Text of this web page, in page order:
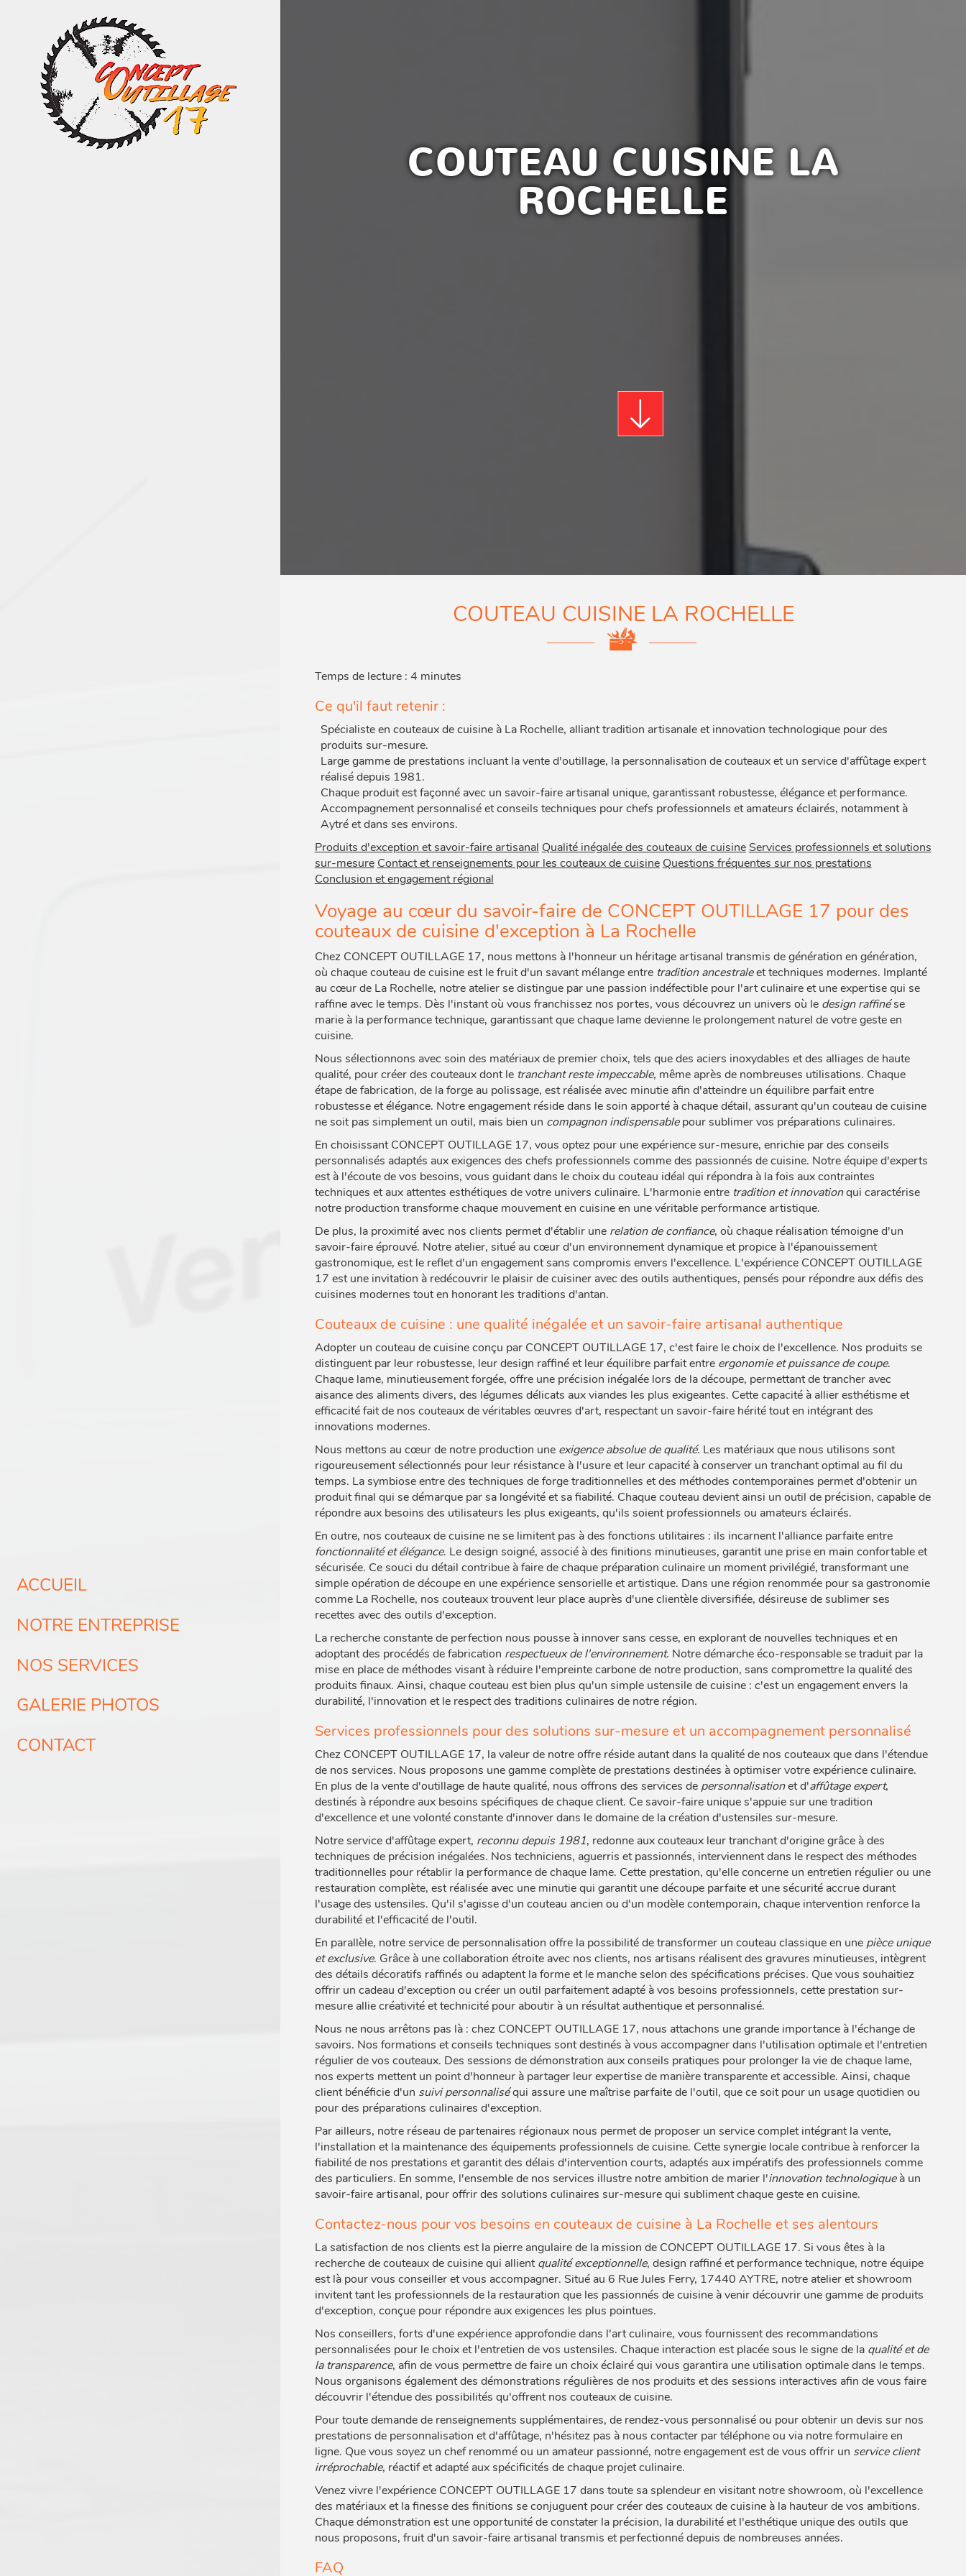
ACCUEIL
NOTRE ENTREPRISE
NOS SERVICES
GALERIE PHOTOS
CONTACT
COUTEAU CUISINE LA
ROCHELLE
COUTEAU CUISINE LA ROCHELLE
Temps de lecture : 4 minutes
Ce qu'il faut retenir :
Spécialiste en couteaux de cuisine à La Rochelle, alliant tradition artisanale et innovation technologique pour des
produits sur-mesure.
Large gamme de prestations incluant la vente d'outillage, la personnalisation de couteaux et un service d'affûtage expert
réalisé depuis 1981.
Chaque produit est façonné avec un savoir-faire artisanal unique, garantissant robustesse, élégance et performance.
Accompagnement personnalisé et conseils techniques pour chefs professionnels et amateurs éclairés, notamment à
Aytré et dans ses environs.
Produits d'exception et savoir-faire artisanal Qualité inégalée des couteaux de cuisineServices professionnels et solutions
sur-mesure Contact et renseignements pour les couteaux de cuisine Questions fréquentes sur nos prestations
Conclusion et engagement régional
Voyage au cœur du savoir-faire de CONCEPT OUTILLAGE 17 pour des
couteaux de cuisine d'exception à La Rochelle
Chez CONCEPT OUTILLAGE 17, nous mettons à l'honneur un héritage artisanal transmis de génération en génération,
où chaque couteau de cuisine est le fruit d'un savant mélange entre tradition ancestraleet techniques modernes. Implanté
au cœur de La Rochelle, notre atelier se distingue par une passion indéfectible pour l'art culinaire et une expertise qui se
raffine avec le temps. Dès l'instant où vous franchissez nos portes, vous découvrez un univers où le design raffinése
marie à la performance technique, garantissant que chaque lame devienne le prolongement naturel de votre geste en
cuisine.
Nous sélectionnons avec soin des matériaux de premier choix, tels que des aciers inoxydables et des alliages de haute
qualité, pour créer des couteaux dont le tranchant reste impeccable, même après de nombreuses utilisations. Chaque
étape de fabrication, de la forge au polissage, est réalisée avec minutie afin d'atteindre un équilibre parfait entre
robustesse et élégance. Notre engagement réside dans le soin apporté à chaque détail, assurant qu'un couteau de cuisine
ne soit pas simplement un outil, mais bien un compagnon indispensablepour sublimer vos préparations culinaires.
En choisissant CONCEPT OUTILLAGE 17, vous optez pour une expérience sur-mesure, enrichie par des conseils
personnalisés adaptés aux exigences des chefs professionnels comme des passionnés de cuisine. Notre équipe d'experts
est à l'écoute de vos besoins, vous guidant dans le choix du couteau idéal qui répondra à la fois aux contraintes
techniques et aux attentes esthétiques de votre univers culinaire. L'harmonie entre tradition et innovationqui caractérise
notre production transforme chaque mouvement en cuisine en une véritable performance artistique.
De plus, la proximité avec nos clients permet d'établir une relation de confiance, où chaque réalisation témoigne d'un
savoir-faire éprouvé. Notre atelier, situé au cœur d'un environnement dynamique et propice à l'épanouissement
gastronomique, est le reflet d'un engagement sans compromis envers l'excellence. L'expérience CONCEPT OUTILLAGE
17 est une invitation à redécouvrir le plaisir de cuisiner avec des outils authentiques, pensés pour répondre aux défis des
cuisines modernes tout en honorant les traditions d'antan.
Couteaux de cuisine : une qualité inégalée et un savoir-faire artisanal authentique
Adopter un couteau de cuisine conçu par CONCEPT OUTILLAGE 17, c'est faire le choix de l'excellence. Nos produits se
distinguent par leur robustesse, leur design raffiné et leur équilibre parfait entre ergonomie et puissance de coupe.
Chaque lame, minutieusement forgée, offre une précision inégalée lors de la découpe, permettant de trancher avec
aisance des aliments divers, des légumes délicats aux viandes les plus exigeantes. Cette capacité à allier esthétisme et
efficacité fait de nos couteaux de véritables œuvres d'art, respectant un savoir-faire hérité tout en intégrant des
innovations modernes.
Nous mettons au cœur de notre production une exigence absolue de qualité. Les matériaux que nous utilisons sont
rigoureusement sélectionnés pour leur résistance à l'usure et leur capacité à conserver un tranchant optimal au fil du
temps. La symbiose entre des techniques de forge traditionnelles et des méthodes contemporaines permet d'obtenir un
produit final qui se démarque par sa longévité et sa fiabilité. Chaque couteau devient ainsi un outil de précision, capable de
répondre aux besoins des utilisateurs les plus exigeants, qu'ils soient professionnels ou amateurs éclairés.
En outre, nos couteaux de cuisine ne se limitent pas à des fonctions utilitaires : ils incarnent l'alliance parfaite entre
fonctionnalité et élégance. Le design soigné, associé à des finitions minutieuses, garantit une prise en main confortable et
sécurisée. Ce souci du détail contribue à faire de chaque préparation culinaire un moment privilégié, transformant une
simple opération de découpe en une expérience sensorielle et artistique. Dans une région renommée pour sa gastronomie
comme La Rochelle, nos couteaux trouvent leur place auprès d'une clientèle diversifiée, désireuse de sublimer ses
recettes avec des outils d'exception.
La recherche constante de perfection nous pousse à innover sans cesse, en explorant de nouvelles techniques et en
adoptant des procédés de fabrication respectueux de l'environnement. Notre démarche éco-responsable se traduit par la
mise en place de méthodes visant à réduire l'empreinte carbone de notre production, sans compromettre la qualité des
produits finaux. Ainsi, chaque couteau est bien plus qu'un simple ustensile de cuisine : c'est un engagement envers la
durabilité, l'innovation et le respect des traditions culinaires de notre région.
Services professionnels pour des solutions sur-mesure et un accompagnement personnalisé
Chez CONCEPT OUTILLAGE 17, la valeur de notre offre réside autant dans la qualité de nos couteaux que dans l'étendue
de nos services. Nous proposons une gamme complète de prestations destinées à optimiser votre expérience culinaire.
En plus de la vente d'outillage de haute qualité, nous offrons des services de personnalisationet d'affûtage expert,
destinés à répondre aux besoins spécifiques de chaque client. Ce savoir-faire unique s'appuie sur une tradition
d'excellence et une volonté constante d'innover dans le domaine de la création d'ustensiles sur-mesure.
Notre service d'affûtage expert, reconnu depuis 1981, redonne aux couteaux leur tranchant d'origine grâce à des
techniques de précision inégalées. Nos techniciens, aguerris et passionnés, interviennent dans le respect des méthodes
traditionnelles pour rétablir la performance de chaque lame. Cette prestation, qu'elle concerne un entretien régulier ou une
restauration complète, est réalisée avec une minutie qui garantit une découpe parfaite et une sécurité accrue durant
l'usage des ustensiles. Qu'il s'agisse d'un couteau ancien ou d'un modèle contemporain, chaque intervention renforce la
durabilité et l'efficacité de l'outil.
En parallèle, notre service de personnalisation offre la possibilité de transformer un couteau classique en une pièce unique
et exclusive. Grâce à une collaboration étroite avec nos clients, nos artisans réalisent des gravures minutieuses, intègrent
des détails décoratifs raffinés ou adaptent la forme et le manche selon des spécifications précises. Que vous souhaitiez
offrir un cadeau d'exception ou créer un outil parfaitement adapté à vos besoins professionnels, cette prestation sur-
mesure allie créativité et technicité pour aboutir à un résultat authentique et personnalisé.
Nous ne nous arrêtons pas là : chez CONCEPT OUTILLAGE 17, nous attachons une grande importance à l'échange de
savoirs. Nos formations et conseils techniques sont destinés à vous accompagner dans l'utilisation optimale et l'entretien
régulier de vos couteaux. Des sessions de démonstration aux conseils pratiques pour prolonger la vie de chaque lame,
nos experts mettent un point d'honneur à partager leur expertise de manière transparente et accessible. Ainsi, chaque
client bénéficie d'un suivi personnaliséqui assure une maîtrise parfaite de l'outil, que ce soit pour un usage quotidien ou
pour des préparations culinaires d'exception.
Par ailleurs, notre réseau de partenaires régionaux nous permet de proposer un service complet intégrant la vente,
l'installation et la maintenance des équipements professionnels de cuisine. Cette synergie locale contribue à renforcer la
fiabilité de nos prestations et garantit des délais d'intervention courts, adaptés aux impératifs des professionnels comme
des particuliers. En somme, l'ensemble de nos services illustre notre ambition de marier l'innovation technologiqueà un
savoir-faire artisanal, pour offrir des solutions culinaires sur-mesure qui subliment chaque geste en cuisine.
Contactez-nous pour vos besoins en couteaux de cuisine à La Rochelle et ses alentours
La satisfaction de nos clients est la pierre angulaire de la mission de CONCEPT OUTILLAGE 17. Si vous êtes à la
recherche de couteaux de cuisine qui allientqualité exceptionnelle, design raffiné et performance technique, notre équipe
est là pour vous conseiller et vous accompagner. Situé au 6 Rue Jules Ferry, 17440 AYTRE, notre atelier et showroom
invitent tant les professionnels de la restauration que les passionnés de cuisine à venir découvrir une gamme de produits
d'exception, conçue pour répondre aux exigences les plus pointues.
Nos conseillers, forts d'une expérience approfondie dans l'art culinaire, vous fournissent des recommandations
personnalisées pour le choix et l'entretien de vos ustensiles. Chaque interaction est placée sous le signe de la qualité et de
la transparence, afin de vous permettre de faire un choix éclairé qui vous garantira une utilisation optimale dans le temps.
Nous organisons également des démonstrations régulières de nos produits et des sessions interactives afin de vous faire
découvrir l'étendue des possibilités qu'offrent nos couteaux de cuisine.
Pour toute demande de renseignements supplémentaires, de rendez-vous personnalisé ou pour obtenir un devis sur nos
prestations de personnalisation et d'affûtage, n'hésitez pas à nous contacter par téléphone ou via notre formulaire en
ligne. Que vous soyez un chef renommé ou un amateur passionné, notre engagement est de vous offrir un service client
irréprochable, réactif et adapté aux spécificités de chaque projet culinaire.
Venez vivre l'expérience CONCEPT OUTILLAGE 17 dans toute sa splendeur en visitant notre showroom, où l'excellence
des matériaux et la finesse des finitions se conjuguent pour créer des couteaux de cuisine à la hauteur de vos ambitions.
Chaque démonstration est une opportunité de constater la précision, la durabilité et l'esthétique unique des outils que
nous proposons, fruit d'un savoir-faire artisanal transmis et perfectionné depuis de nombreuses années.
FAQ